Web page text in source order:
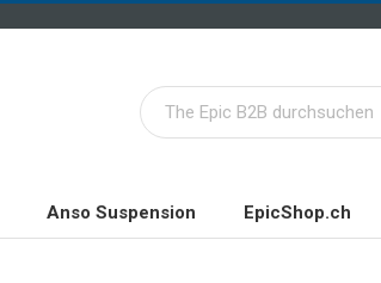
Anso Suspension EpicShop.ch